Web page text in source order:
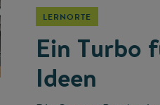
LERNORTE
Ein Turbo
Ideen